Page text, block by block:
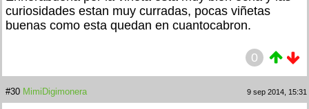
curiosidades estan muy curradas, pocas viñetas
buenas como esta quedan en cuantocabron.
0
#30 MimiDigimonera 9 sep 2014, 15:31